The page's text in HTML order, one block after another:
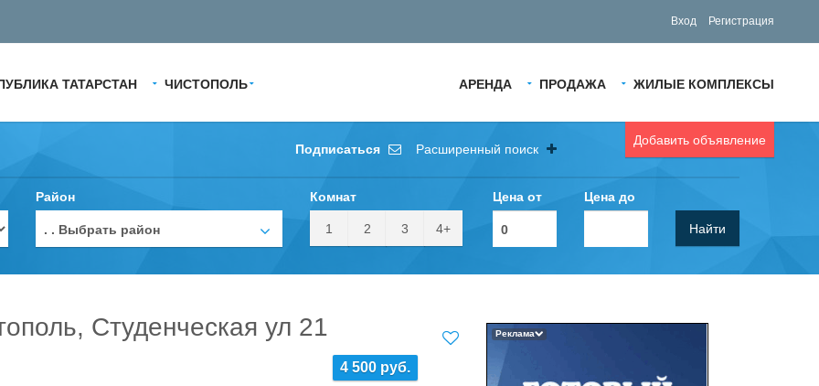
Вход Регистрация
АРЕНДА ПРОДАЖА ЖИЛЫЕ КОМПЛЕКСЫ
ТАТАРСТАН ЧИСТОПОЛЬ
Добавить объявление
Подписаться Расширенный поиск
Район
. . Выбрать район
Комнат
1 2 3 4+
Цена от Цена до
Найти
Студенческая ул 21
4 500 руб.
Реклама